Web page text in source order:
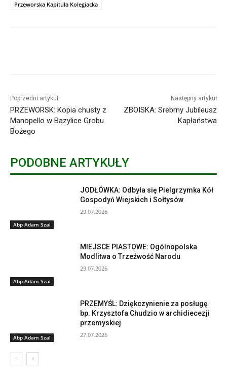
Przeworska Kapituła Kolegiacka
Poprzedni artykuł
PRZEWORSK: Kopia chusty z
Manopello w Bazylice Grobu
Bożego
Następny artykuł
ZBOISKA: Srebrny Jubileusz
Kapłaństwa
PODOBNE ARTYKUŁY
Abp Adam Szal
JODŁÓWKA: Odbyła się Pielgrzymka Kół
Gospodyń Wiejskich i Sołtysów
29.07.2026
Abp Adam Szal
MIEJSCE PIASTOWE: Ogólnopolska
Modlitwa o Trzeźwość Narodu
29.07.2026
Abp Adam Szal
PRZEMYŚL: Dziękczynienie za posługę
bp. Krzysztofa Chudzio w archidiecezji
przemyskiej
27.07.2026